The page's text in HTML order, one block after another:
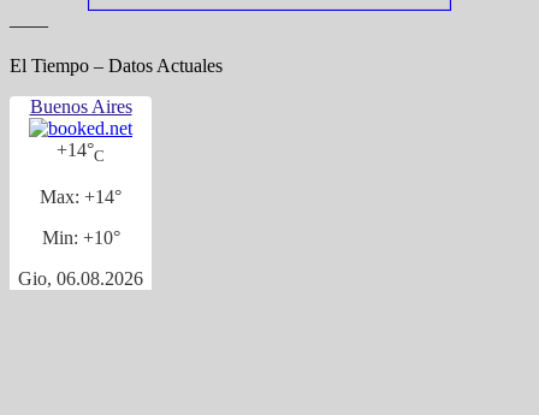
——
El Tiempo – Datos Actuales
Buenos Aires
+14°C
Max: +14°
Min: +10°
Gio, 06.08.2026